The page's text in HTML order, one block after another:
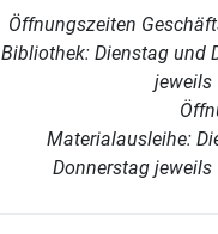
Öffnungszeiten
Bibliothek: Dienstag und
jeweils
Materialausleihe:
Donnerstag jeweils